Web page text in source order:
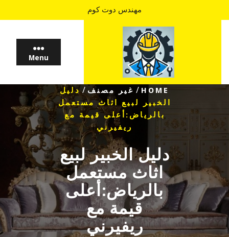
to
مهندس دوت كوم
Menu
HOME
/ غير مصنف / دليل
الخبير لبيع اثاث مستعمل
بالرياض:أعلى قيمة مع
ريفيرني
دليل الخبير لبيع
اثاث مستعمل
بالرياض:أعلى
قيمة مع
ريفيرني